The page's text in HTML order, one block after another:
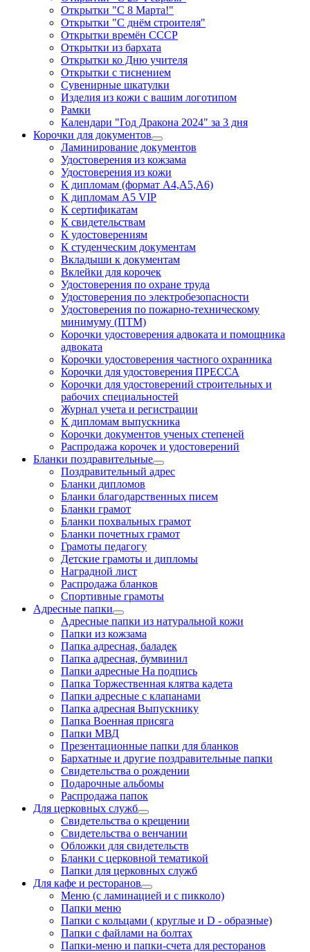
Открытки "С 8 Марта!"
Открытки "С днём строителя"
Открытки времён СССР
Открытки из бархата
Открытки ко Дню учителя
Открытки с тиснением
Сувенирные шкатулки
Изделия из кожи с вашим логотипом
Рамки
Календари "Год Дракона 2024" за 3 дня
Корочки для документов
Ламинирование документов
Удостоверения из кожзама
Удостоверения из кожи
К дипломам (формат А4,А5,А6)
К дипломам А5 VIP
К сертификатам
К свидетельствам
К удостоверениям
К студенческим документам
Вкладыши к документам
Вклейки для корочек
Удостоверения по охране труда
Удостоверения по электробезопасности
Удостоверения по пожарно-техническому
минимуму (ПТМ)
Корочки удостоверения адвоката и помощника
адвоката
Корочки удостоверения частного охранника
Корочки для удостоверения ПРЕССА
Корочки для удостоверений строительных и
рабочих специальностей
Журнал учета и регистрации
К дипломам выпускника
Корочки документов ученых степеней
Распродажа корочек и удостоверений
Бланки поздравительные
Поздравительный адрес
Бланки дипломов
Бланки благодарственных писем
Бланки грамот
Бланки похвальных грамот
Бланки почетных грамот
Грамоты педагогу
Детские грамоты и дипломы
Наградной лист
Распродажа бланков
Спортивные грамоты
Адресные папки
Адресные папки из натуральной кожи
Папки из кожзама
Папка адресная, баладек
Папка адресная, бумвинил
Папки адресные На подпись
Папка Торжественная клятва кадета
Папки адресные с клапанами
Папка адресная Выпускнику
Папка Военная присяга
Папки МВД
Презентационные папки для бланков
Бархатные и другие поздравительные папки
Свидетельства о рождении
Подарочные альбомы
Распродажа папок
Для церковных служб
Свидетельства о крещении
Свидетельства о венчании
Обложки для свидетельств
Бланки с церковной тематикой
Папки для церковных служб
Для кафе и ресторанов
Меню (с ламинацией и с пикколо)
Папки меню
Папки с кольцами ( круглые и D - образные)
Папки с файлами на болтах
Папки-меню и папки-счета для ресторанов